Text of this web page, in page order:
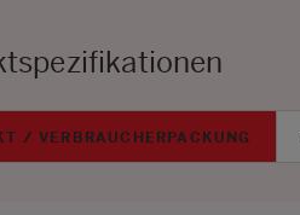
/ VERBRAUCHERPACKUNG